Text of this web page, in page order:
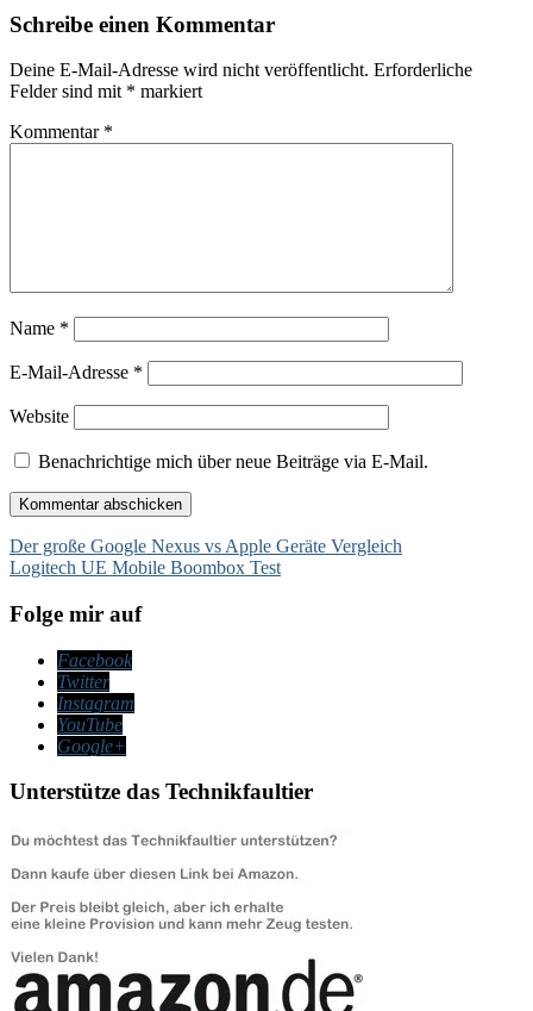
Schreibe einen Kommentar
Deine E-Mail-Adresse wird nicht veröffentlicht. Erforderliche
Felder sind mit * markiert
Kommentar *
Name *
E-Mail-Adresse *
Website
Benachrichtige mich über neue Beiträge via E-Mail.
Beitragsnavigation
Der große Google Nexus vs Apple Geräte Vergleich
Logitech UE Mobile Boombox Test
Folge mir auf
Facebook
Twitter
Instagram
YouTube
Google+
Unterstütze das Technikfaultier